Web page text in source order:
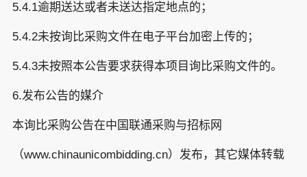
5.4.1逾期送达或者未送达指定地点的；
5.4.2未按询比采购文件在电子平台加密上传的；
5.4.3未按照本公告要求获得本项目询比采购文件的。
6.发布公告的媒介
本询比采购公告在中国联通采购与招标网
（www.chinaunicombidding.cn）发布，其它媒体转载